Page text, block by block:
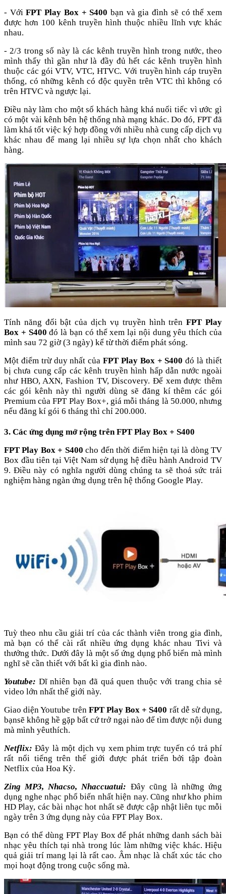
- VớiFPT Play Box + S400bạn và gia đình sẽ có thể xem
được hơn 100 kênh truyền hình thuộc nhiều lĩnh vực khác
nhau.
- 2/3 trong số này là các kênh truyền hình trong nước, theo
mình thấy thì gần như là đầy đủ hết các kênh truyền hình
thuộc các gói VTV, VTC, HTVC. Với truyền hình cáp truyền
thống, có những kênh có độc quyền trên VTC thì không có
trên HTVC và ngược lại.
Điều này làm cho một số khách hàng khá nuối tiếc vì ước gì
có một vài kênh bên hệ thống nhà mạng khác. Do đó, FPT đã
làm khá tốt việc ký hợp đồng với nhiều nhà cung cấp dịch vụ
khác nhau để mang lại nhiều sự lựa chọn nhất cho khách
hàng.
Tính năng đổi bật của dịch vụ truyền hình trênFPT Play
Box + S400đó là bạn có thể xem lại nội dung yêu thích của
mình sau 72 giờ (3 ngày) kể từ thời điểm phát sóng.
Một điểm trừ duy nhất củaFPT Play Box + S400đó là thiết
bị chưa cung cấp các kênh truyền hình hấp dẫn nước ngoài
như HBO, AXN, Fashion TV, Discovery. Để xem được thêm
các gói kênh này thì người dùng sẽ đăng kí thêm các gói
Premium của FPT Play Box+, giá mỗi tháng là 50.000, nhưng
nếu đăng kí gói 6 tháng thì chỉ 200.000.
3. Các ứng dụng mở rộng trên FPT Play Box + S400
FPT Play Box + S400cho đến thời điểm hiện tại là dòng TV
Box đầu tiên tại Việt Nam sử dụng hệ điều hành Android TV
9. Điều này có nghĩa người dùng chúng ta sẽ thoả sức trải
nghiệm hàng ngàn ứng dụng trên hệ thống Google Play.
Tuỳ theo nhu cầu giải trí của các thành viên trong gia đình,
mà bạn có thể cài rất nhiều ứng dụng khác nhau Tivi và
thưởng thức. Dưới đây là một số ứng dụng phổ biến mà mình
nghĩ sẽ cần thiết với bất kì gia đình nào.
Youtube: Dĩ nhiên bạn đã quá quen thuộc với trang chia sẻ
video lớn nhất thế giới này.
Giao diện Youtube trên FPT Play Box + S400 rất dễ sử dụng,
bạnsẽ không hề gặp bất cứ trở ngại nào để tìm được nội dung
mà mình yêuthích.
Netflix:Đây là một dịch vụ xem phim trực tuyến có trả phí
rất nổi tiếng trên thế giới được phát triển bởi tập đoàn
Netflix của Hoa Kỳ.
Zing MP3, Nhacso, Nhaccuatui: Đây cũng là những ứng
dụng nghe nhạc phổ biến nhất hiện nay. Cũng như kho phim
HD Play, các bài nhạc hot nhất sẽ được cập nhật liên tục mỗi
ngày trên 3 ứng dụng này của FPT Play Box.
Bạn có thể dùng FPT Play Box để phát những danh sách bài
nhạc yêu thích tại nhà trong lúc làm những việc khác. Hiệu
quả giải trí mang lại là rất cao. Âm nhạc là chất xúc tác cho
mọi hoạt động trong cuộc sống mà.